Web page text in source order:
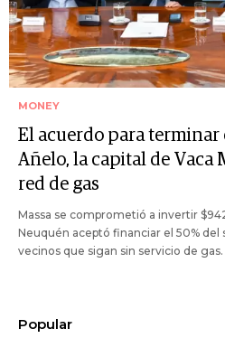
MONEY
El acuerdo para terminar
Añelo, la capital de Vaca
red de gas
Massa se comprometió a invertir
Neuquén aceptó financiar el 50% del
vecinos que sigan sin servicio de gas.
Popular